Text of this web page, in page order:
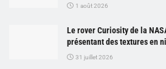
1 août 2026
Le rover Curiosity de la
présentant des textures en
31 juillet 2026